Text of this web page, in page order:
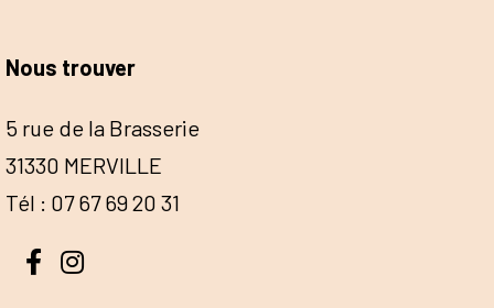
Nous trouver
5 rue de la Brasserie
31330 MERVILLE
Tél : 07 67 69 20 31